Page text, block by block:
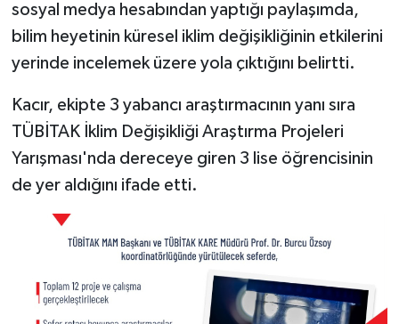
sosyal medya hesabından yaptığı paylaşımda,
bilim heyetinin küresel iklim değişikliğinin etkilerini
yerinde incelemek üzere yola çıktığını belirtti.
Kacır, ekipte 3 yabancı araştırmacının yanı sıra
TÜBİTAK İklim Değişikliği Araştırma Projeleri
Yarışması'nda dereceye giren 3 lise öğrencisinin
de yer aldığını ifade etti.